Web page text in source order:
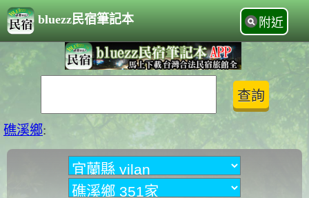
bluezz民宿筆記本 附近
礁溪鄉: